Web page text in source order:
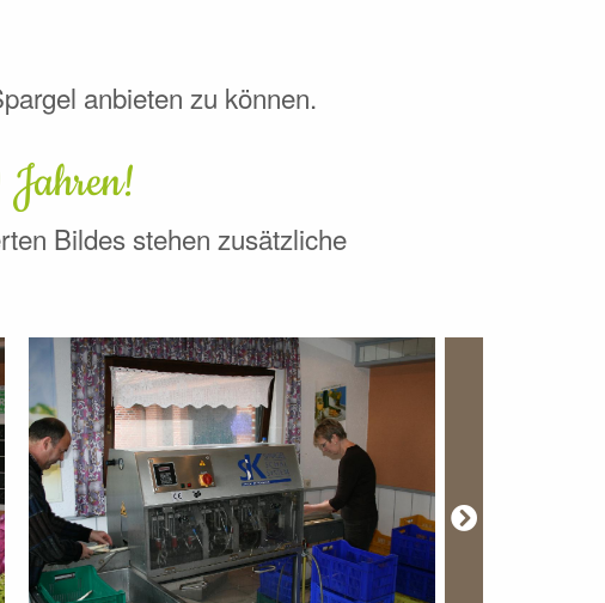
anbieten zu können.
Jahren!
Bildes stehen zusätzliche